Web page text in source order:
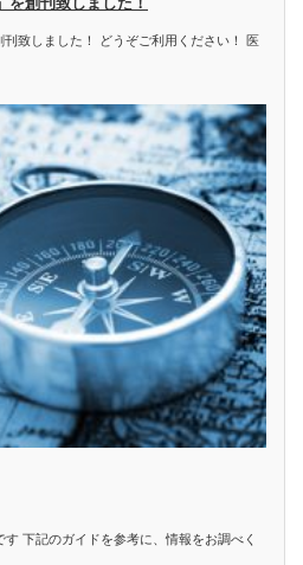
致しました！ どうぞご利用ください！ 医
下記のガイドを参考に、情報をお調べく